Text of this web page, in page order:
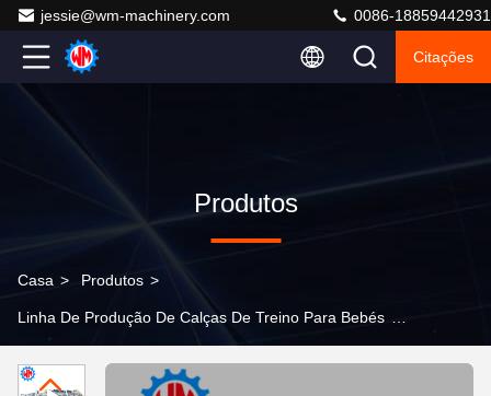
jessie@wm-machinery.com 0086-18859442931
Citações
Produtos
Casa > Produtos >
Linha De Produção De Calças De Treino Para Bebés
Velocidade Estável 500pcs/min